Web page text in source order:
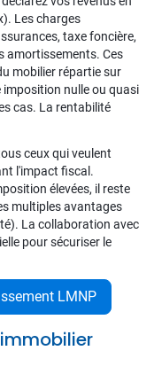
Les charges
taxe foncière,
amortissements. Ces
mobilier répartie sur
imposition nulle ou quasi
cas. La rentabilité
ceux qui veulent
l'impact fiscal.
élevées, il reste
multiples avantages
La collaboration avec
pour sécuriser le
LMNP